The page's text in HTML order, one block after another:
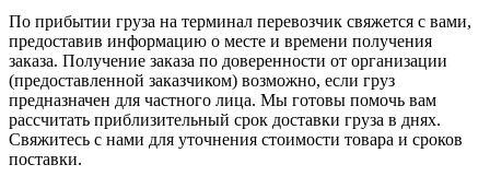
По прибытии груза на терминал перевозчик свяжется с вами,
предоставив информацию о месте и времени получения
заказа. Получение заказа по доверенности от организации
(предоставленной заказчиком) возможно, если груз
предназначен для частного лица. Мы готовы помочь вам
рассчитать приблизительный срок доставки груза в днях.
Свяжитесь с нами для уточнения стоимости товара и сроков
поставки.